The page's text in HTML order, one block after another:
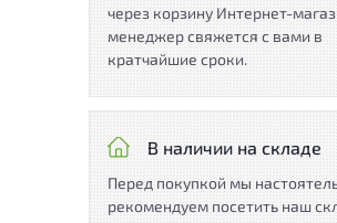
через корзину Интернет-
менеджер свяжется с вами в
кратчайшие сроки.
В наличии на складе
Перед покупкой мы
рекомендуем посетить наш